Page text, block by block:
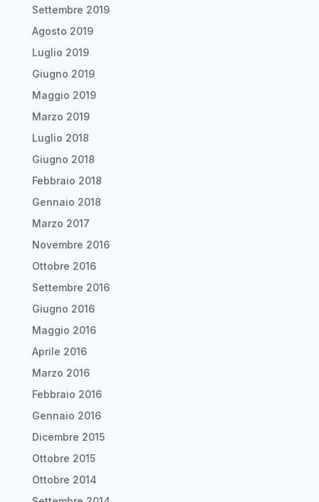
Settembre 2019
Agosto 2019
Luglio 2019
Giugno 2019
Maggio 2019
Marzo 2019
Luglio 2018
Giugno 2018
Febbraio 2018
Gennaio 2018
Marzo 2017
Novembre 2016
Ottobre 2016
Settembre 2016
Giugno 2016
Maggio 2016
Aprile 2016
Marzo 2016
Febbraio 2016
Gennaio 2016
Dicembre 2015
Ottobre 2015
Ottobre 2014